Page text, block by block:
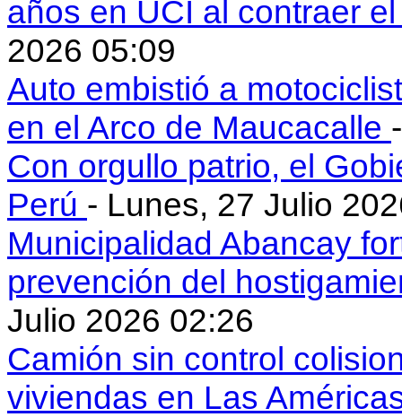
años en UCI al contraer
2026 05:09
Auto embistió a
en el Arco de Maucacalle
Con orgullo patrio, el
Perú - Lunes, 27 Julio
Municipalidad Abancay
prevención del
Julio 2026 02:26
Camión sin control
viviendas en Las